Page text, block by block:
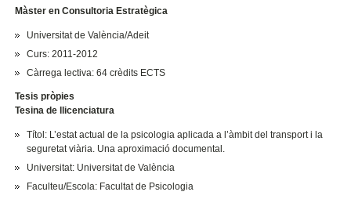
Màster en Consultoria Estratègica
Universitat de València/Adeit
Curs: 2011-2012
Càrrega lectiva: 64 crèdits ECTS
Tesis pròpies
Tesina de llicenciatura
Títol: L’estat actual de la psicologia aplicada a l’àmbit del transport i la
seguretat viària. Una aproximació documental.
Universitat: Universitat de València
Faculteu/Escola: Facultat de Psicologia